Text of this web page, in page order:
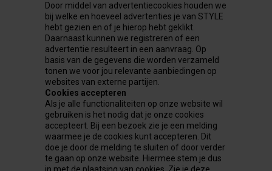
Door middel van advertentiecookies houden we
bij welke en hoeveel advertenties je van STYLE
hebt gezien en of je hierop hebt geklikt.
Daarnaast kunnen we registreren of een
advertentie resulteert in een aanvraag. Op
basis van de gegevens die worden verzameld
tonen we voor jou relevante aanbiedingen op
websites van externe partijen.
Cookies accepteren
Als je alle functionaliteiten op onze website wil
gebruiken is het nodig dat je onze cookies
accepteert. Bij een bezoek zie je een melding
waarmee je de cookies kunt accepteren. Dit
doe je door de melding te sluiten of door verder
te gaan op onze website. Hiermee stem je dus